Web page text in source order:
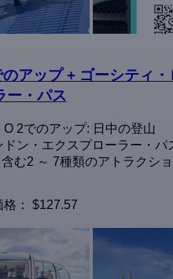
アップ + ゴーシティ・
ー・パス
O 2でのアップ: 日中の登山
ドン・エクスプローラー・パ
む2 ～ 7種類のアトラクシ
：
$127.57